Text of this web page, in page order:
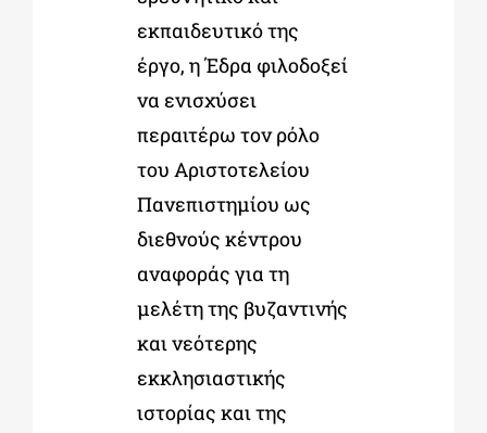
εκπαιδευτικό της
έργο, η Έδρα φιλοδοξεί
να ενισχύσει
περαιτέρω τον ρόλο
του Αριστοτελείου
Πανεπιστημίου ως
διεθνούς κέντρου
αναφοράς για τη
μελέτη της βυζαντινής
και νεότερης
εκκλησιαστικής
ιστορίας και της